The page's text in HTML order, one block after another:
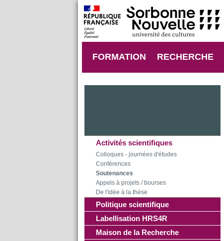
FORMATION RECHERCHE
Activités scientifiques
Colloques - journées d'études
Conférences
Soutenances
Appels à projets / bourses
De l'idée à la thèse
Politique scientifique
Labellisation HRS4R
Maison de la Recherche